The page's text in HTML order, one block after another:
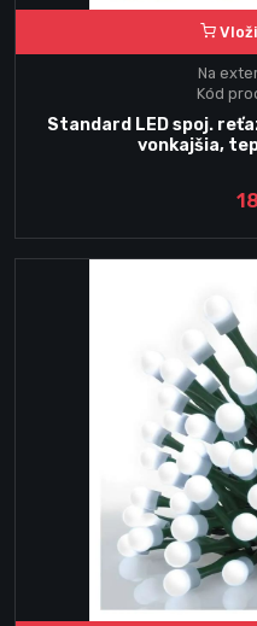
Na
Kód
Standard LED spoj.
vonkajšia,